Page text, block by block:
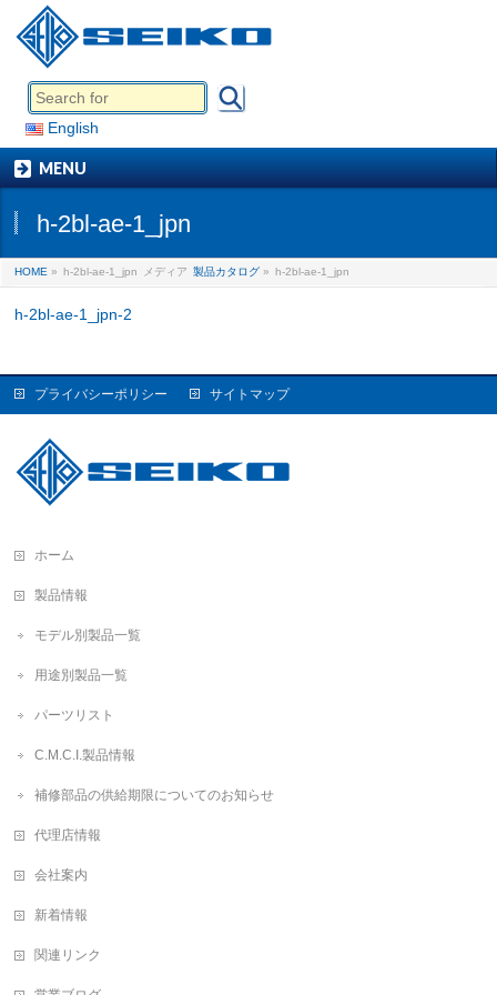
English
MENU
h-2bl-ae-1_jpn
HOME » h-2bl-ae-1_jpn メディア 製品カタログ » h-2bl-ae-1_jpn
h-2bl-ae-1_jpn-2
プライバシーポリシー サイトマップ
ホーム
製品情報
モデル別製品一覧
用途別製品一覧
パーツリスト
C.M.C.I.製品情報
補修部品の供給期限についてのお知らせ
代理店情報
会社案内
新着情報
関連リンク